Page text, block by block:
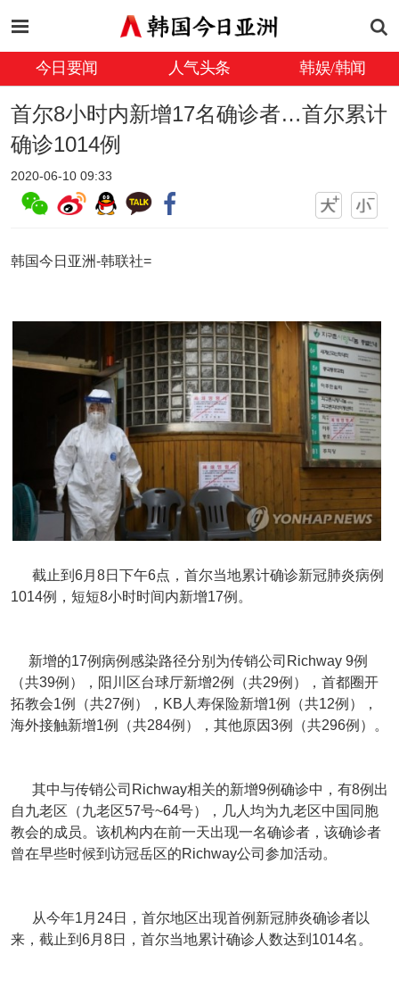
今日要闻 人气头条 韩娱/韩闻
首尔8小时内新增17名确诊者…首尔累计
确诊1014例
2020-06-10 09:33
韩国今日亚洲-韩联社=
截止到6月8日下午6点，首尔当地累计确诊新冠肺炎病例
1014例，短短8小时时间内新增17例。
新增的17例病例感染路径分别为传销公司Richway 9例
（共39例），阳川区台球厅新增2例（共29例），首都圈开
拓教会1例（共27例），KB人寿保险新增1例（共12例），
海外接触新增1例（共284例），其他原因3例（共296例）。
其中与传销公司Richway相关的新增9例确诊中，有8例出
自九老区（九老区57号~64号），几人均为九老区中国同胞
教会的成员。该机构内在前一天出现一名确诊者，该确诊者
曾在早些时候到访冠岳区的Richway公司参加活动。
从今年1月24日，首尔地区出现首例新冠肺炎确诊者以
来，截止到6月8日，首尔当地累计确诊人数达到1014名。